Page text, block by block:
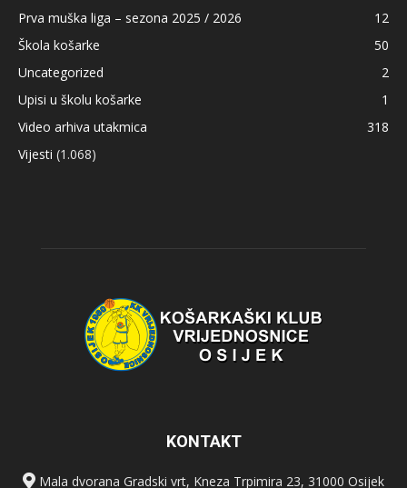
Prva muška liga – sezona 2025 / 2026
12
Škola košarke
50
Uncategorized
2
Upisi u školu košarke
1
Video arhiva utakmica
318
Vijesti (1.068)
KONTAKT
Mala dvorana Gradski vrt, Kneza Trpimira 23, 31000 Osijek